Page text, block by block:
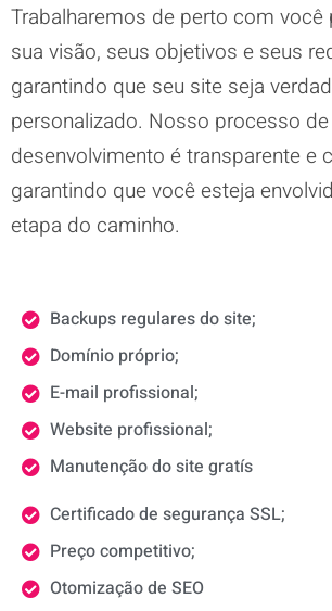
Trabalharemos de perto com você
sua visão, seus objetivos e seus
garantindo que seu site seja
personalizado. Nosso processo de
desenvolvimento é transparente e
garantindo que você esteja
etapa do caminho.
Backups regulares do site;
Domínio próprio;
E-mail profissional;
Website profissional;
Manutenção do site gratís
Certificado de segurança SSL;
Preço competitivo;
Otomização de SEO